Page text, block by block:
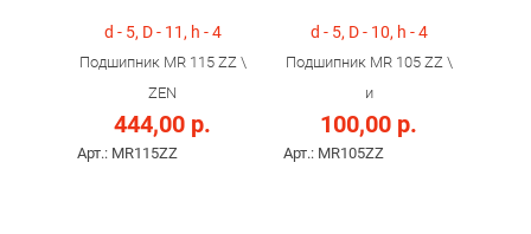
d - 5, D - 11, h - 4
Подшипник MR 115 ZZ \
ZEN
444,00 р.
Арт.: MR115ZZ
d - 5, D - 10, h - 4
Подшипник MR 105 ZZ \
и
100,00 р.
Арт.: MR105ZZ